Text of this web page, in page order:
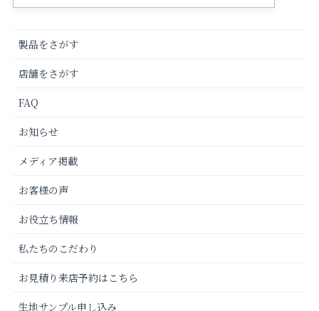
製品をさがす
店舗をさがす
FAQ
お知らせ
メディア掲載
お客様の声
お役立ち情報
私たちのこだわり
お見積り来店予約はこちら
生地サンプル申し込み